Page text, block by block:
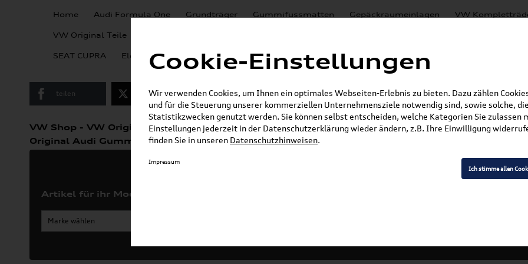
Home Audi Formula One Grundträger Gummifussmatten Gepäckraumeinlagen VW
VW Original Teile
SEAT CUPRA Elektromobilität KSE Wallboxen Lackierungen
teilen Twitter Instagram E-Mail
VW Shop - VW Originalteile und Zubehör » Audi Produkte » Audi Original Zubehör »
Original Audi Gummifußmatten » TT / TTS / TTRS
Artikel für ihr Modell
Marke wählen
Cookie-Einstellungen
Wir verwenden Cookies, um Ihnen ein optimales Webseiten-Erlebnis zu bieten. Dazu zählen
und für die Steuerung unserer kommerziellen Unternehmensziele notwendig sind, sowie solche,
Statistikzwecken genutzt werden. Sie können selbst entscheiden, welche Kategorien Sie zulassen
Einstellungen jederzeit in der Datenschutzerklärung wieder ändern, z.B. Ihre Einwilligung
finden Sie in unseren Datenschutzhinweisen.
Ich stimme allen
Impressum